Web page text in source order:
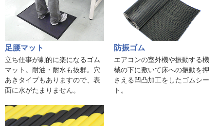
足腰マット
立ち仕事が劇的に楽になるゴム
マット。耐油・耐水も抜群。穴
あきタイプもありますので、表
面に水がたまりません。
防振ゴム
エアコンの室外機や振動する機
械の下に敷いて床への振動を押
さえる凹凸加工をしたゴムシー
ト。